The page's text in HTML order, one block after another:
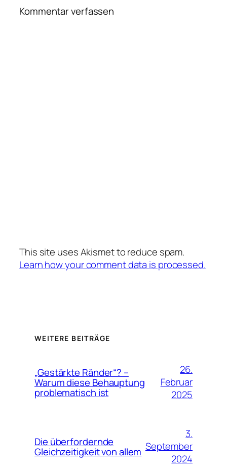
Kommentar verfassen
This site uses Akismet to reduce spam.
Learn how your comment data is processed.
WEITERE BEITRÄGE
„Gestärkte Ränder“? –
Warum diese Behauptung
problematisch ist
26.
Februar
2025
Die überfordernde
Gleichzeitigkeit von allem
3.
September
2024